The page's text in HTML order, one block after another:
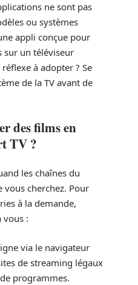
ne sont pas
ou systèmes
appli conçue pour
sur un téléviseur
à adopter ? Se
de la TV avant de
des films en
TV ?
les chaînes du
vous cherchez. Pour
à la demande,
vous :
via le navigateur
de streaming légaux
programmes.